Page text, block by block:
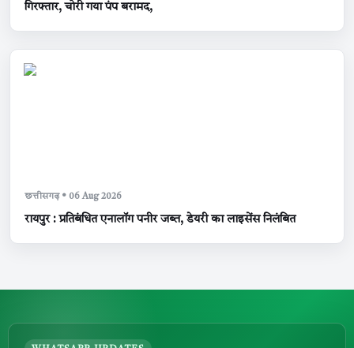
गिरफ्तार, चोरी गया पंप बरामद,
छत्तीसगढ़ • 06 Aug 2026
रायपुर : प्रतिबंधित एनालॉग पनीर जब्त, डेयरी का लाइसेंस निलंबित